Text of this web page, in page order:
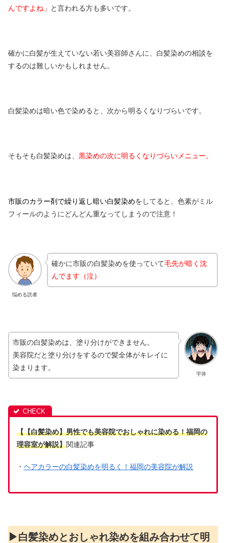
んですよね」
と言われる方も多いです。
確かに白髪が生えていない若い美容師さんに、白髪染めの相談を
するのは難しいかもしれません。
白髪染めは暗い色で染めると、次から明るくなりづらいです。
そもそも白髪染めは、 黒染めの次に明るくなりづらいメニュー。
市販のカラー剤で繰り返し暗い白髪染めをしてると、色素がミル
フィールのようにどんどん重なってしまうので注意！
悩める読者
確かに市販の白髪染めを使っていて毛先が暗く沈
んでます（泣）
宇井
市販の白髪染めは、塗り分けができません。
美容院だと塗り分けをするので髪全体がキレイに
染まります。
【【白髪染め】男性でも美容院でおしゃれに染める！福岡の
理容室が解説】関連記事
・ ヘアカラーの白髪染めを明るく！福岡の美容院が解説
▶︎白髪染めとおしゃれ染めを組み合わせて明